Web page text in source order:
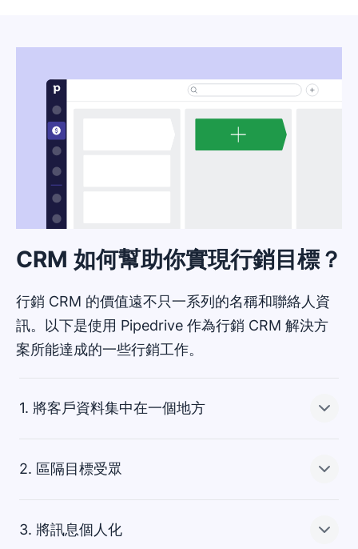
CRM 如何幫助你實現行銷目標？
行銷 CRM 的價值遠不只一系列的名稱和聯絡人資
訊。以下是使用 Pipedrive 作為行銷 CRM 解決方
案所能達成的一些行銷工作。
1. 將客戶資料集中在一個地方
統整客戶資料，讓你完整理解潛在客戶以便打造脫穎而出
2. 區隔目標受眾
3. 將訊息個人化